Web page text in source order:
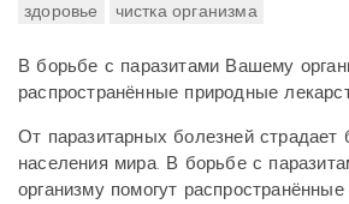
здоровье
чистка организма
В борьбе с паразитами Вашему
распространённые природные
От паразитарных болезней страдает
населения мира. В борьбе с
организму помогут